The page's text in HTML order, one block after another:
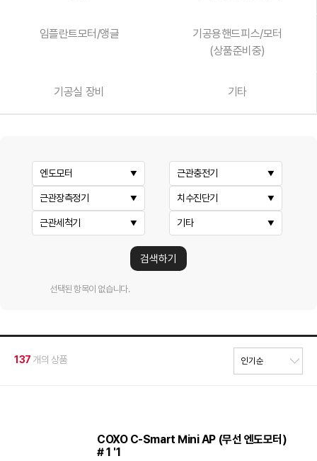
임플란트모터/앵글
기공용핸드피스/모터
(상품준비중)
기공실 장비 기타
엔도모터 근관충전기
근관장측정기 치수진단기
근관세척기 기타
검색하기
선택된 항목이 없습니다.
137 개의 상품
COXO C-Smart Mini AP (무선 엔도모터)
# 1 '1